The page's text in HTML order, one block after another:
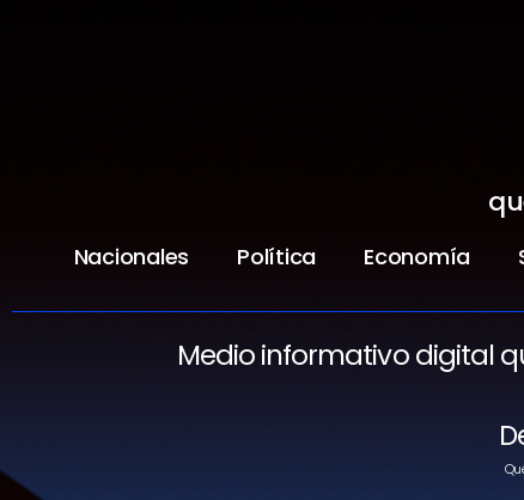
Nacionales Política Economía
Medio informativo digital